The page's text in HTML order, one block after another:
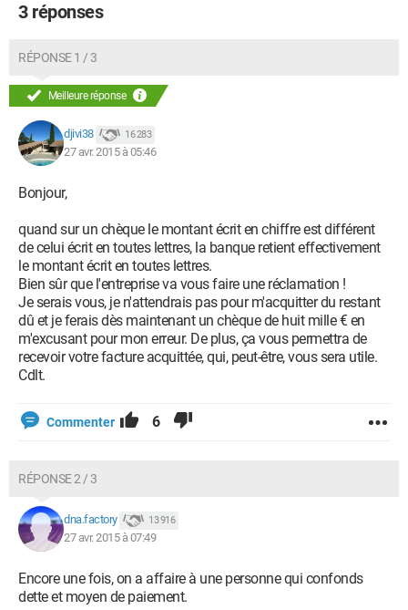
3 réponses
RÉPONSE 1 / 3
Meilleure réponse
djivi38 16 283
27 avr. 2015 à 05:46
Bonjour,
quand sur un chèque le montant écrit en chiffre est différent
de celui écrit en toutes lettres, la banque retient effectivement
le montant écrit en toutes lettres.
Bien sûr que l'entreprise va vous faire une réclamation !
Je serais vous, je n'attendrais pas pour m'acquitter du restant
dû et je ferais dès maintenant un chèque de huit mille € en
m'excusant pour mon erreur. De plus, ça vous permettra de
recevoir votre facture acquittée, qui, peut-être, vous sera utile.
Cdlt.
Commenter 6
RÉPONSE 2 / 3
dna.factory 13 916
27 avr. 2015 à 07:49
Encore une fois, on a affaire à une personne qui confonds
dette et moyen de paiement.